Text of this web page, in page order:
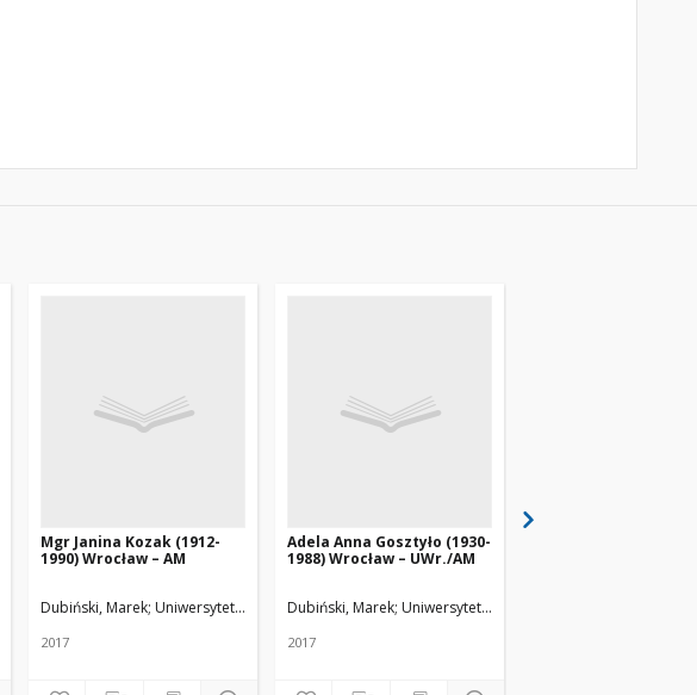
w Łodzi
Mgr Janina Kozak (1912-
1990) Wrocław – AM
Dubiński, Marek Uniwersytet Medyczny w Łodzi
2017
Adela Anna Gosztyło (1930-
1988) Wrocław – UWr./AM
Dubiński, Marek Uniwersytet Medyczny w Łodzi
2017